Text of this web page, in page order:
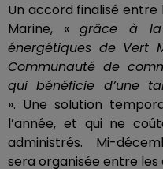
Un accord finalisé
Marine, «grâce à la
énergétiques de Vert
Communauté de
qui bénéficie d’une
». Une solution
l’année, et qui ne
administrés. Mi-
sera organisée entre les